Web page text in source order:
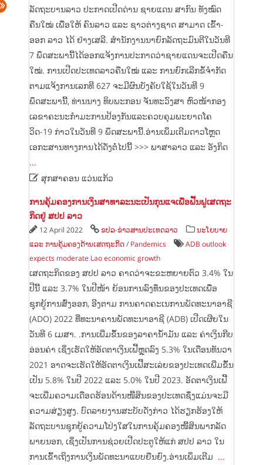
ລັດຖະບານລາວ ປະກາດເປີດດ່ານ ຊາຍແດນ ສາກົນ ທັງໝົດ
ຄືນໃໝ່ ເພື່ອໃຫ້ ຄົນລາວ ແລະ ຊາວຕ່າງຊາດ ສາມາດ ເຂົ້າ-
ອອກ ລາວ ໄດ້ ຢ່າງເສລີ. ສຳ​ນັກ​ງານ​ນາ​ຍົກ​ລັດ​ຖະ​ມົນ​ຕີ​ໃນ​ວັນ​ທີ
7 ພຶດ​ສະ​ພາ​ນີ້​ໄດ້​ອອກ​ແຈ້ງ​ການ​ປະ​ກາດ​ວ່າ​ຊາຍ​ແດນ​ຈະ​ເປີດ​ຄືນ​
ໃໝ່. ການ​ເປີດ​ປະ​ເທດ​ລາວ​ຄືນ​ໃໝ່​ ແລະ​ ການ​ຍົກ​ເລີກ​ຂໍ້​ຈຳກັດ​
ຕາມ​ແຈ້ງ​ການ​ເລກທີ 627 ຈະ​ມີ​ຜົນ​ບັງຄັບ​ໃຊ້​ໃນ​ວັນ​ທີ 9
ພຶດສະພາ​ນີ້, ທ່ານ​ນາງ ທິບ​ພະ​ກອນ ຈັນທະ​ວົງສາ ຫົວໜ້າ​ກອງ​
ເລຂາ​ຄະນະ​ກຳມະການ​ປ້ອງ​ກັນ​ແລະ​ຄວບ​ຄຸມ​ພະຍາດ​ໂຄ​
ວິດ-19 ກ່າວ​ໃນ​ວັນ​ທີ 9 ພຶດສະພາ​ນີ້.ອ່ານເພິ່ມເຕີມດາວໂຫຼດ
ເອກະສານທາງການໄດ້ດັ່ງຕໍ່ໄປນີ້ >>> ພາສາລາວ ແລະ ອັງກິດ
...
ສຸກສາຄອນ ແວ່ນແກ້ວ
ການ​ຄຸ້ມ​ຄອງ​ການ​ເງິນ​ສາ​ທາ​ລະ​ນະ​ເປັນ​ກຸນແຈ​ເພື່ອ​ຟື້ນ​ຟູ​ເສດ​ຖະ​
ກິດ​ຢູ່ ສ​ປ​ປ ລາວ
12 April 2022 ຂປລ-ຂ່າວສານປະເທດລາວ
ນະໂຍບາຍ
ແລະ ການຄຸ້ມຄອງດ້ານເສດຖະກິດ / Pandemics
ADB outlook
expects moderate Lao economic growth
ເສດຖະກິດຂອງ ສປປ ລາວ ຄາດວ່າຈະຂະຫຍາຍຕົວ 3.4% ໃນ
ປີນີ້ ແລະ 3.7% ໃນປີໜ້າ ຍ້ອນການລົງທຶນຂອງປະເທດເພື່ອ
ຊຸກຍູ້ການສົ່ງອອກ, ອີງຕາມ ການຄາດຄະເນການພັດທະນາອາຊີ
(ADO) 2022 ທີ່ທະນາຄານພັດທະນາອາຊີ (ADB) ເປີດເຜີຍໃນ
ວັນທີ 6 ເມສາ. .ການເພີ່ມຂຶ້ນຂອງລາຄານໍ້າມັນ ແລະ ຄ່າເງິນກີບ
ອ່ອນຄ່າ ເຊິ່ງເຮັດໃຫ້ອັດຕາເງິນເຟີ້ຫຼຸດລົງ 5.3% ໃນເດືອນທັນວາ
2021 ອາດຈະເຮັດໃຫ້ອັດຕາເງິນເຟີ້ສະເລ່ຍຂອງປະເທດເພີ່ມຂຶ້ນ
ເປັນ 5.8% ໃນປີ 2022 ແລະ 5.0% ໃນປີ 2023. ອັດຕາເງິນເຟີ້
ຈະເພີ່ມຄວາມເດືອດຮ້ອນດ້ານໜີ້ສິນຂອງປະເທດຊຶ່ງແມ່ນຈະມີ
ຄວາມສ່ຽງສູງ. ບົດ​ລາຍ​ງານສະບັບດັ່ງກ່າວ ໄດ້​ຮຽກຮ້ອງ​ໃຫ້​
ລັດຖະບານ​ຊຸກຍູ້​ຄວາມ​ໂປ່​ງ​ໃສ​ໃນ​ການ​ຄຸ້ມ​ຄອງ​ໜີ້​ສິນ​ພາກ​ລັດ​
ພາຍ​ນອກ, ​ເຊິ່ງ​ເປັນ​ການ​ຊ່ວຍ​ເປີດ​ປະຕູ​ໃຫ້​ແກ່ ສປປ ລາວ ​ໃນ​
ການ​ເຂົ້າ​ເຖິງ​ການ​ເງິນ​ພັດທະນາ​ແບບ​ຍືນ​ຍົງ.ອ່ານເພິ່ມເຕີມ ...